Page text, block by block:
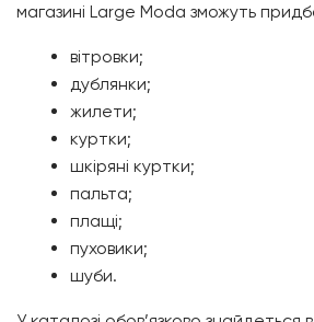
магазині Large Moda зможуть
вітровки;
дублянки;
жилети;
куртки;
шкіряні куртки;
пальта;
плащі;
пуховики;
шуби.